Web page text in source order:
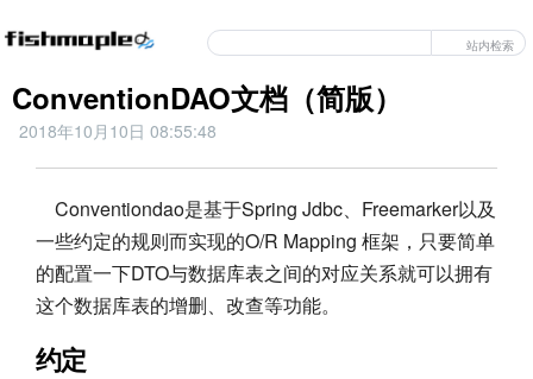
站内检索
ConventionDAO文档（简版）
2018年10月10日 08:55:48
Conventiondao是基于Spring Jdbc、Freemarker以及
一些约定的规则而实现的O/R Mapping 框架，只要简单
的配置一下DTO与数据库表之间的对应关系就可以拥有
这个数据库表的增删、改查等功能。
约定